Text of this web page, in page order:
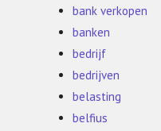
bank verkopen
banken
bedrijf
bedrijven
belasting
belfius